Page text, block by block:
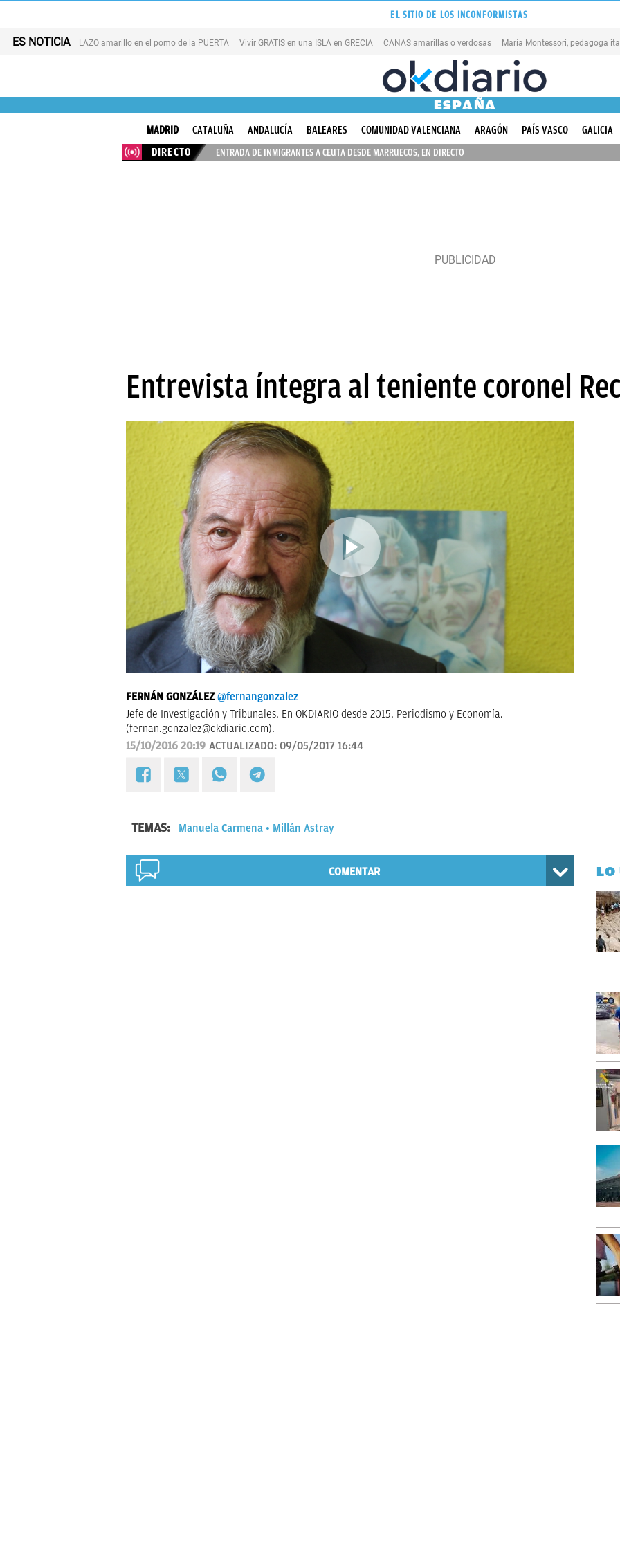
EL SITIO DE LOS INCONFORMISTAS
ES NOTICIA LAZO amarillo en el pomo de la PUERTA Vivir GRATIS en una ISLA en GRECIA CANAS amarillas o verdosas
ESPAÑA
MADRID CATALUÑA ANDALUCÍA BALEARES COMUNIDAD VALENCIANA ARAGÓN PAÍS VASCO
GALICIA
DIRECTO
ENTRADA DE INMIGRANTES A CEUTA DESDE MARRUECOS, EN DIRECTO
Entrevista íntegra al teniente coronel
FERNÁN GONZÁLEZ @fernangonzalez
Jefe de Investigación y Tribunales. En OKDIARIO desde 2015. Periodismo y Economía.
(fernan.gonzalez@okdiario.com).
15/10/2016 20:19 ACTUALIZADO: 09/05/2017 16:44
TEMAS: Manuela Carmena Millán Astray
COMENTAR